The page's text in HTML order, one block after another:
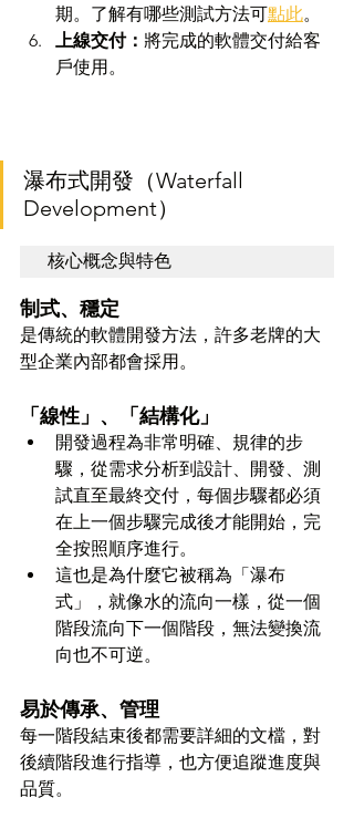
期。了解有哪些測試方法可點此。
上線交付： 將完成的軟體交付給客
戶使用。
瀑布式開發（Waterfall
Development）
核心概念與特色
制式、穩定
是傳統的軟體開發方法，許多老牌的大
型企業內部都會採用。
「線性」、「結構化」
開發過程為非常明確、規律的步
驟，從需求分析到設計、開發、測
試直至最終交付，每個步驟都必須
在上一個步驟完成後才能開始，完
全按照順序進行。
這也是為什麼它被稱為「瀑布
式」，就像水的流向一樣，從一個
階段流向下一個階段，無法變換流
向也不可逆。
易於傳承、管理
每一階段結束後都需要詳細的文檔，對
後續階段進行指導，也方便追蹤進度與
品質。